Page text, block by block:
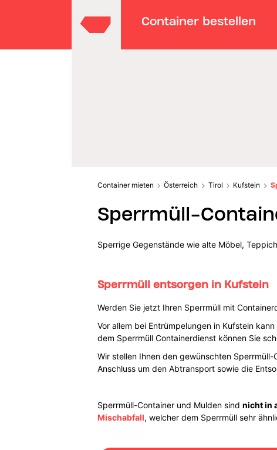
Container bestellen
Container mieten Österreich Tirol Kufstein
Sperrmüll-
Sperrige Gegenstände wie alte Möbel,
Sperrmüll entsorgen in Kufstein
Werden Sie jetzt Ihren Sperrmüll mit
Vor allem bei Entrümpelungen in Kufstein
dem Sperrmüll Containerdienst können Sie
Wir stellen Ihnen den gewünschten
Anschluss um den Abtransport sowie die
Sperrmüll-Container und Mulden sind nicht in
Mischabfall, welcher dem Sperrmüll sehr